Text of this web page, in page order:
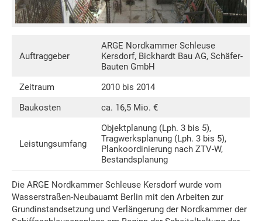
Auftraggeber
ARGE Nordkammer Schleuse
Kersdorf, Bickhardt Bau AG, Schäfer-
Bauten GmbH
Zeitraum
2010 bis 2014
Baukosten
ca. 16,5 Mio. €
Leistungsumfang
Objektplanung (Lph. 3 bis 5),
Tragwerksplanung (Lph. 3 bis 5),
Plankoordinierung nach ZTV-W,
Bestandsplanung
Die ARGE Nordkammer Schleuse Kersdorf wurde vom
Wasserstraßen-Neubauamt Berlin mit den Arbeiten zur
Grundinstandsetzung und Verlängerung der Nordkammer der